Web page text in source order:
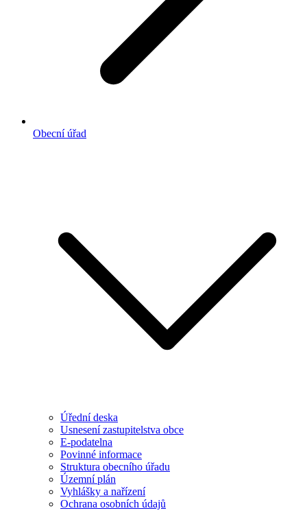
Obecní úřad
Úřední deska
Usnesení zastupitelstva obce
E-podatelna
Povinné informace
Struktura obecního úřadu
Územní plán
Vyhlášky a nařízení
Ochrana osobních údajů